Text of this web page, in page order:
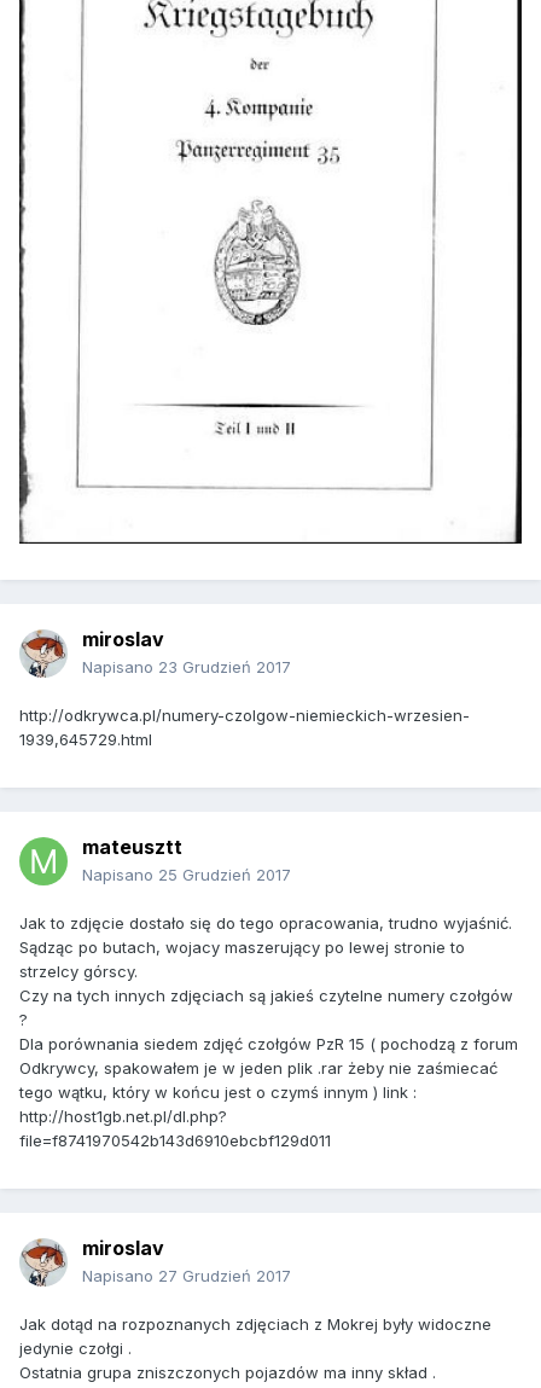
miroslav
Napisano 23 Grudzień 2017
http://odkrywca.pl/numery-czolgow-niemieckich-wrzesien-
1939,645729.html
mateusztt
Napisano 25 Grudzień 2017
Jak to zdjęcie dostało się do tego opracowania, trudno wyjaśnić.
Sądząc po butach, wojacy maszerujący po lewej stronie to
strzelcy górscy.
Czy na tych innych zdjęciach są jakieś czytelne numery czołgów
?
Dla porównania siedem zdjęć czołgów PzR 15 ( pochodzą z forum
Odkrywcy, spakowałem je w jeden plik .rar żeby nie zaśmiecać
tego wątku, który w końcu jest o czymś innym ) link :
http://host1gb.net.pl/dl.php?
file=f8741970542b143d6910ebcbf129d011
miroslav
Napisano 27 Grudzień 2017
Jak dotąd na rozpoznanych zdjęciach z Mokrej były widoczne
jedynie czołgi .
Ostatnia grupa zniszczonych pojazdów ma inny skład .